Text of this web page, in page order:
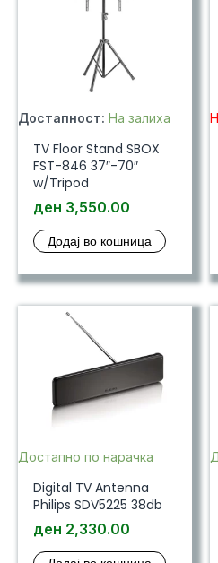
Достапност: На залиха
TV Floor Stand SBOX
FST-846 37″-70″
w/Tripod
ден 3,550.00
Додај во кошница
Достапно по нарачка
Digital TV Antenna
Philips SDV5225 38db
ден 2,330.00